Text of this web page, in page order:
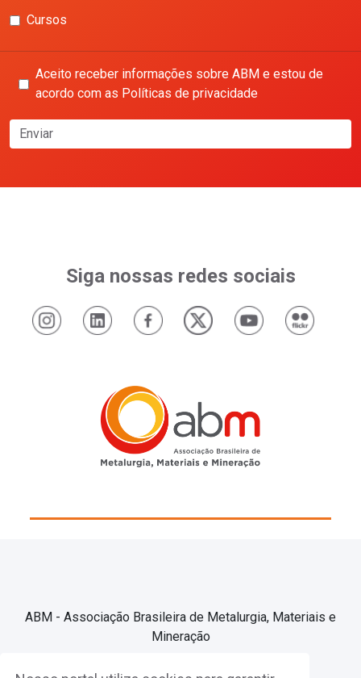
Cursos
Aceito receber informações sobre ABM e estou de
acordo com as Políticas de privacidade
Enviar
Siga nossas redes sociais
ABM - Associação Brasileira de Metalurgia, Materiais e
Mineração